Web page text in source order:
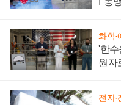
화학·
'한수
원자
전자·